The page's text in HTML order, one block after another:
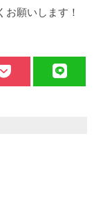
願いします！